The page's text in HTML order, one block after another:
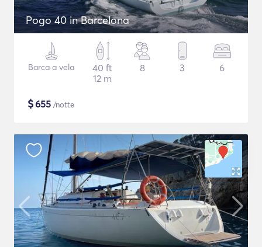
Pogo 40 in Barcelona
Barca a vela
40 ft
12 m
8 3 6
$655 /notte